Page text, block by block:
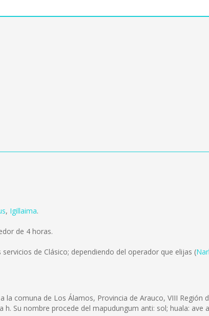
, Igillaima.
de 4 horas.
de Clásico; dependiendo del operador que elijas (
comuna de Los Álamos, Provincia de Arauco, VIII Región
Su nombre procede del mapudungum anti: sol; huala: ave